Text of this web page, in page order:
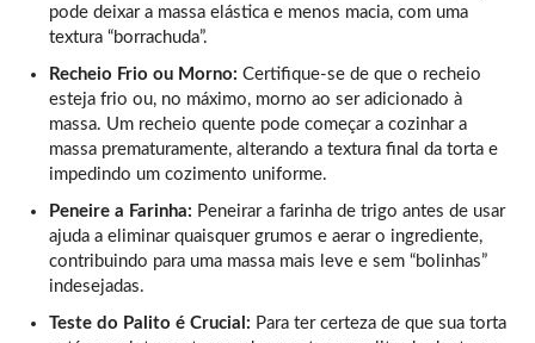
pode deixar a massa elástica e menos macia, com uma
textura “borrachuda”.
Recheio Frio ou Morno: Certifique-se de que o recheio
esteja frio ou, no máximo, morno ao ser adicionado à
massa. Um recheio quente pode começar a cozinhar a
massa prematuramente, alterando a textura final da torta e
impedindo um cozimento uniforme.
Peneire a Farinha: Peneirar a farinha de trigo antes de usar
ajuda a eliminar quaisquer grumos e aerar o ingrediente,
contribuindo para uma massa mais leve e sem “bolinhas”
indesejadas.
Teste do Palito é Crucial: Para ter certeza de que sua torta